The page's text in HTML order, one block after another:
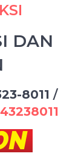
DAN
8011 /